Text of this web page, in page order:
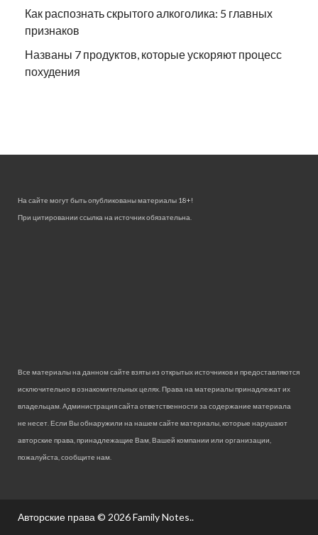
Как распознать скрытого алкоголика: 5 главных
признаков
Названы 7 продуктов, которые ускоряют процесс
похудения
На сайте могут быть опубликованы материалы 18+!
При цитировании ссылка на источник обязательна.
Все материалы на данном сайте взяты из открытых источников и предоставляются
исключительно в ознакомительных целях. Права на материалы принадлежат их
владельцам. Администрация сайта ответственности за содержание материала
не несет. Если Вы обнаружили на нашем сайте материалы, которые нарушают
авторские права, принадлежащие Вам, Вашей компании или организации,
пожалуйста, сообщите нам.
Авторские права © 2026Family Notes..